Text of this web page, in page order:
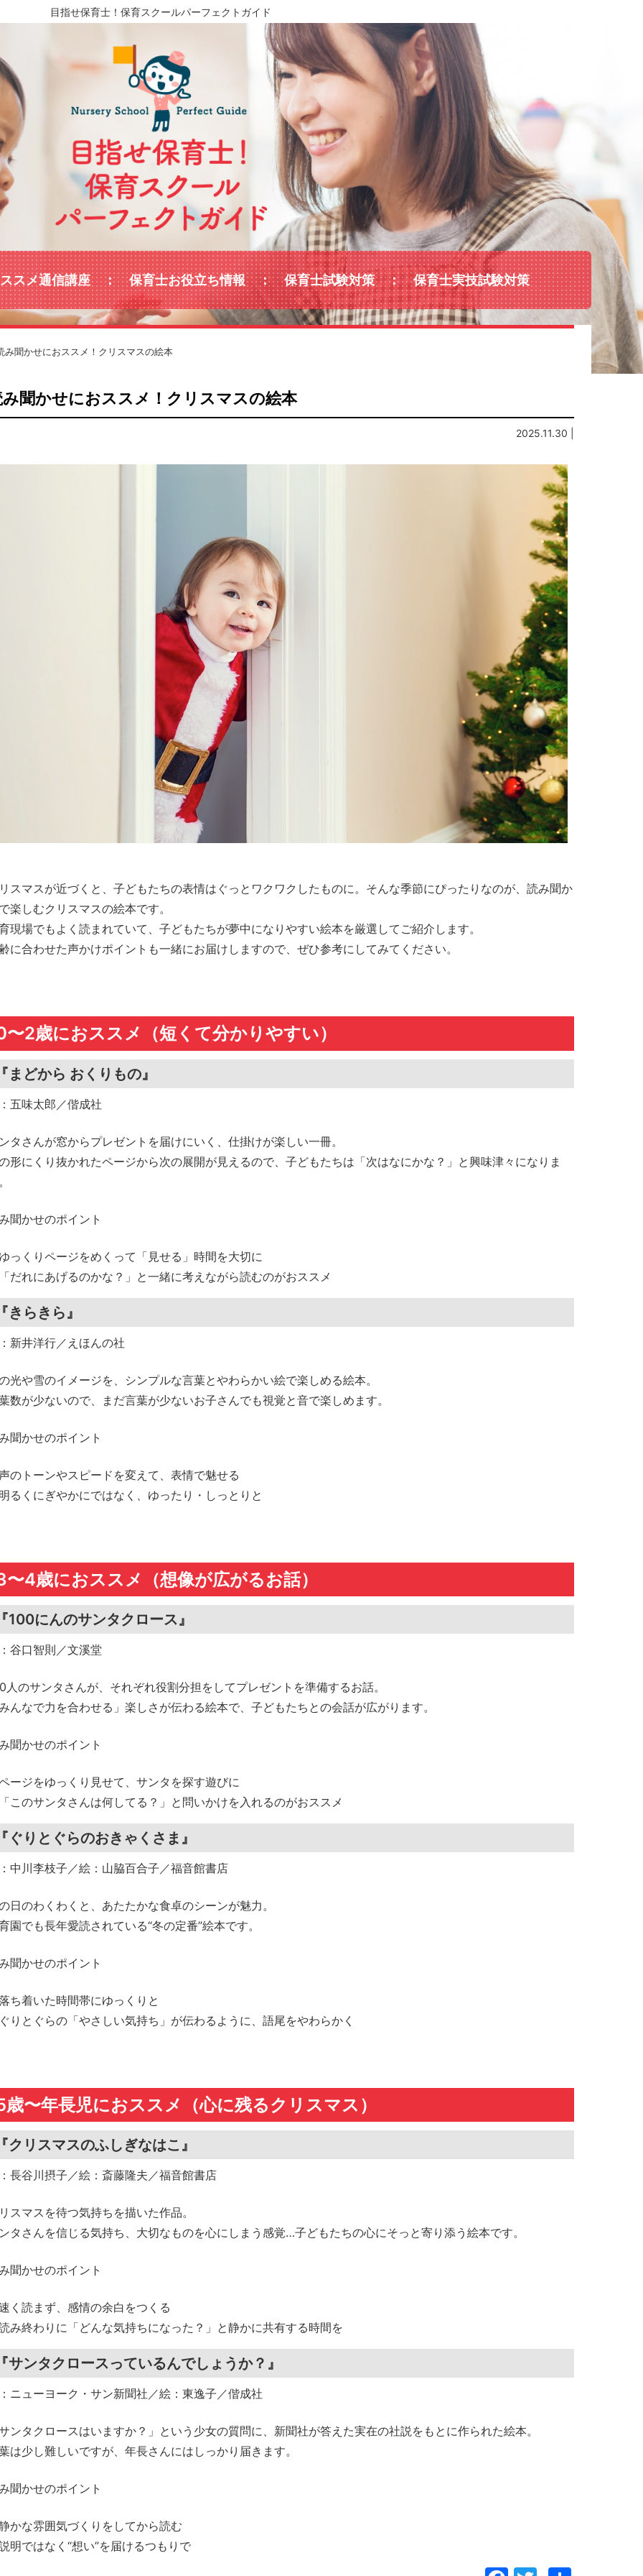
目指せ保育士！保育スクールパーフェクトガイド
スメ通信講座 保育士お役立ち情報 保育士試験対策 保育士実技試験対策
み聞かせにおススメ！クリスマスの絵本
み聞かせにおススメ！クリスマスの絵本
2025.11.30 |
スマスが近づくと、子どもたちの表情はぐっとワクワクしたものに。そんな季節にぴったりなのが、読み聞か
楽しむクリスマスの絵本です。
現場でもよく読まれていて、子どもたちが夢中になりやすい絵本を厳選してご紹介します。
に合わせた声かけポイントも一緒にお届けしますので、ぜひ参考にしてみてください。
〜2歳におススメ（短くて分かりやすい）
『まどから おくりもの』
五味太郎／偕成社
タさんが窓からプレゼントを届けにいく、仕掛けが楽しい一冊。
形にくり抜かれたページから次の展開が見えるので、子どもたちは「次はなにかな？」と興味津々になりま
聞かせのポイント
ゆっくりページをめくって「見せる」時間を大切に
「だれにあげるのかな？」と一緒に考えながら読むのがおススメ
『きらきら』
新井洋行／えほんの社
光や雪のイメージを、シンプルな言葉とやわらかい絵で楽しめる絵本。
数が少ないので、まだ言葉が少ないお子さんでも視覚と音で楽しめます。
聞かせのポイント
声のトーンやスピードを変えて、表情で魅せる
明るくにぎやかにではなく、ゆったり・しっとりと
〜4歳におススメ（想像が広がるお話）
『100にんのサンタクロース』
谷口智則／文溪堂
人のサンタさんが、それぞれ役割分担をしてプレゼントを準備するお話。
みんなで力を合わせる」楽しさが伝わる絵本で、子どもたちとの会話が広がります。
聞かせのポイント
ページをゆっくり見せて、サンタを探す遊びに
「このサンタさんは何してる？」と問いかけを入れるのがおススメ
『ぐりとぐらのおきゃくさま』
中川李枝子／絵：山脇百合子／福音館書店
日のわくわくと、あたたかな食卓のシーンが魅力。
園でも長年愛読されている“冬の定番”絵本です。
聞かせのポイント
落ち着いた時間帯にゆっくりと
ぐりとぐらの「やさしい気持ち」が伝わるように、語尾をやわらかく
歳〜年長児におススメ（心に残るクリスマス）
『クリスマスのふしぎなはこ』
長谷川摂子／絵：斎藤隆夫／福音館書店
スマスを待つ気持ちを描いた作品。
タさんを信じる気持ち、大切なものを心にしまう感覚…子どもたちの心にそっと寄り添う絵本です。
聞かせのポイント
速く読まず、感情の余白をつくる
読み終わりに「どんな気持ちになった？」と静かに共有する時間を
『サンタクロースっているんでしょうか？』
ニューヨーク・サン新聞社／絵：東逸子／偕成社
サンタクロースはいますか？」という少女の質問に、新聞社が答えた実在の社説をもとに作られた絵本。
は少し難しいですが、年長さんにはしっかり届きます。
聞かせのポイント
静かな雰囲気づくりをしてから読む
説明ではなく“想い”を届けるつもりで